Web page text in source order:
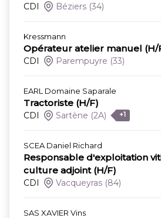
CDI Béziers (34)
Kressmann
Opérateur atelier manuel (H/
CDI Parempuyre (33)
EARL Domaine Saparale
Tractoriste (H/F)
CDI Sartène (2A) +1
SCEA Daniel Richard
Responsable d'exploitation
culture adjoint (H/F)
CDI Vacqueyras (84)
SAS XAVIER Vins